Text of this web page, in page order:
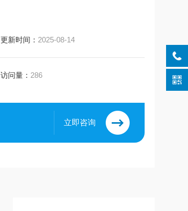
更新时间： 2025-08-14
访问量： 286
立即咨询